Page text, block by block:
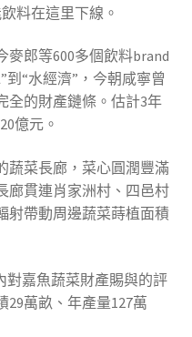
料在這里下線。
麥郎等600多個飲料brand
“水經濟”，今朝咸寧曾
全的財產鏈條。估計3年
億元。
蔬菜長廊，菜心圓潤豐滿
廊貫連肖家洲村、四邑村
射帶動周邊蔬菜蒔植面積
對嘉魚蔬菜財產賜與的評
萬畝、年產量127萬